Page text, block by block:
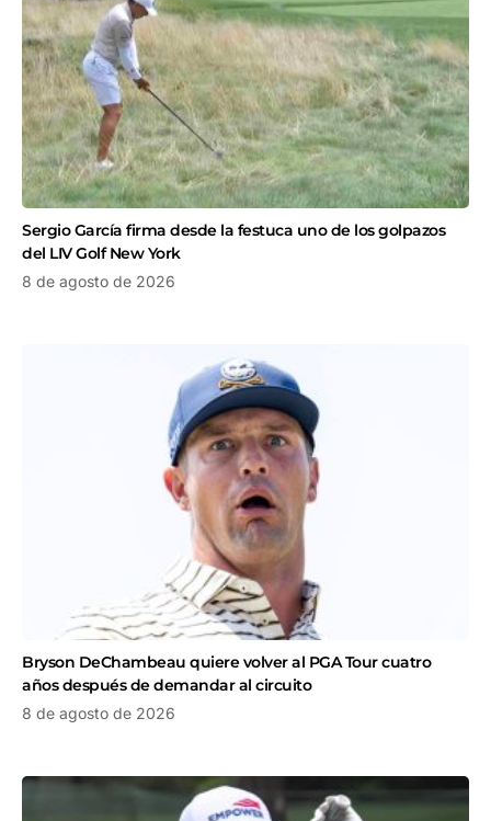
Sergio García firma desde la festuca uno de los golpazos
del LIV Golf New York
8 de agosto de 2026
Bryson DeChambeau quiere volver al PGA Tour cuatro
años después de demandar al circuito
8 de agosto de 2026